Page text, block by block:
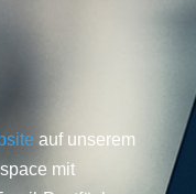
auf unserem
mit